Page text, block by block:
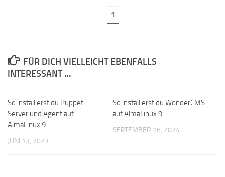
1
FÜR DICH VIELLEICHT EBENFALLS
INTERESSANT …
So installierst du Puppet
Server und Agent auf
AlmaLinux 9
JUNI 13, 2023
So installierst du WonderCMS
auf AlmaLinux 9
SEPTEMBER 16, 2024